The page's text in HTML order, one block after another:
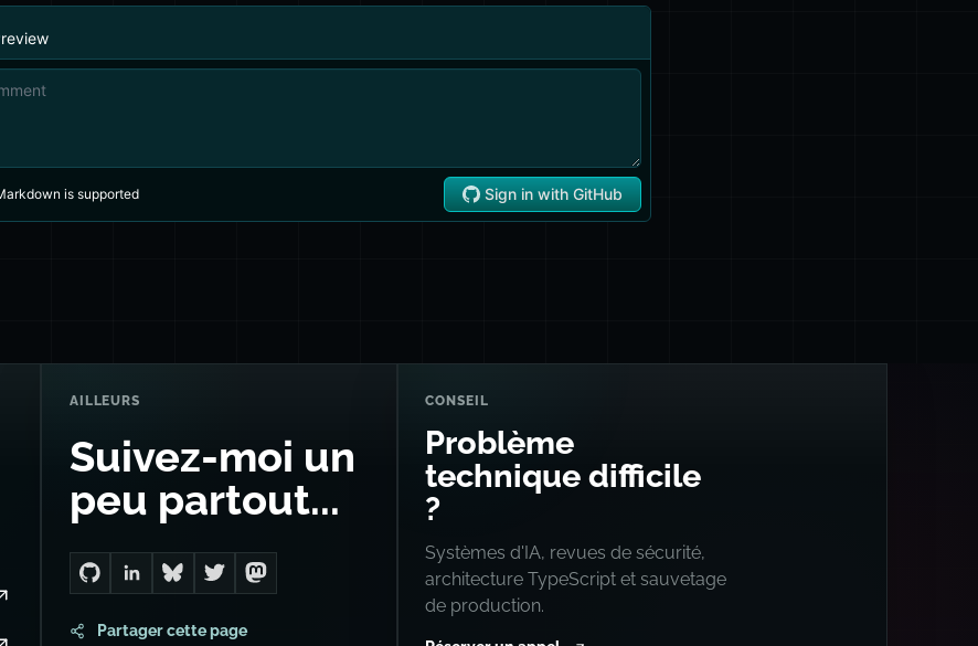
AILLEURS
Suivez-moi un
peu partout...
Go to Dan's GitHub
Connect with me on LinkedIn
Follow me on Bluesky
Follow me on Twitter
Follow me on Mastodon
Partager cette page
CONSEIL
Problème
technique difficile
?
Systèmes d'IA, revues de sécurité,
architecture TypeScript et sauvetage
de production.